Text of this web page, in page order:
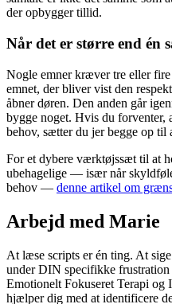
der opbygger tillid.
Når det er større end én
Nogle emner kræver tre eller
emnet, der bliver vist den
åbner døren. Den anden går
bygge noget. Hvis du forventer,
behov, sætter du jer begge op til
For et dybere værktøjssæt til at
ubehagelige — især når
behov — denne artikel om
Arbejd med Marie
At læse scripts er én ting. At
under DIN specifikke
Emotionelt Fokuseret Terapi
hjælper dig med at identificere